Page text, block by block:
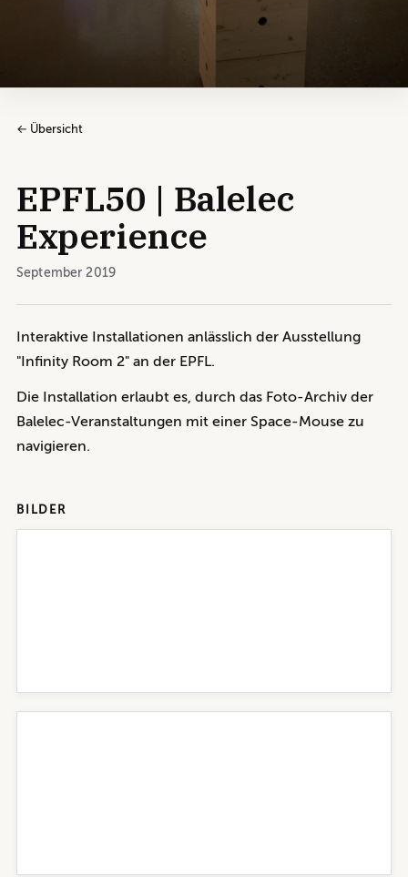
← Übersicht
EPFL50 | Balelec
Experience
September 2019
Interaktive Installationen anlässlich der Ausstellung
"Infinity Room 2" an der EPFL.
Die Installation erlaubt es, durch das Foto-Archiv der
Balelec-Veranstaltungen mit einer Space-Mouse zu
navigieren.
BILDER